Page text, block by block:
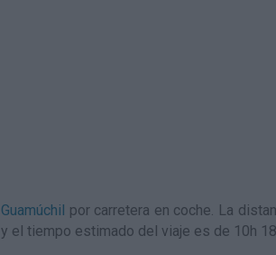
Guamúchil por carretera en coche. La
y el tiempo estimado del viaje es de 10h